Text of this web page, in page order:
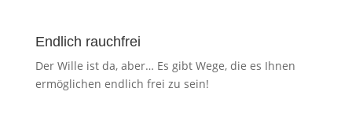
Endlich rauchfrei
Der Wille ist da, aber… Es gibt Wege, die es Ihnen
ermöglichen endlich frei zu sein!